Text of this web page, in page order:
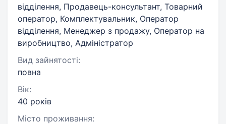
відділення, Продавець-консультант, Товарний
оператор, Комплектувальник, Оператор
відділення, Менеджер з продажу, Оператор на
виробництво, Адміністратор
Вид зайнятості:
повна
Вік:
40 років
Місто проживання: